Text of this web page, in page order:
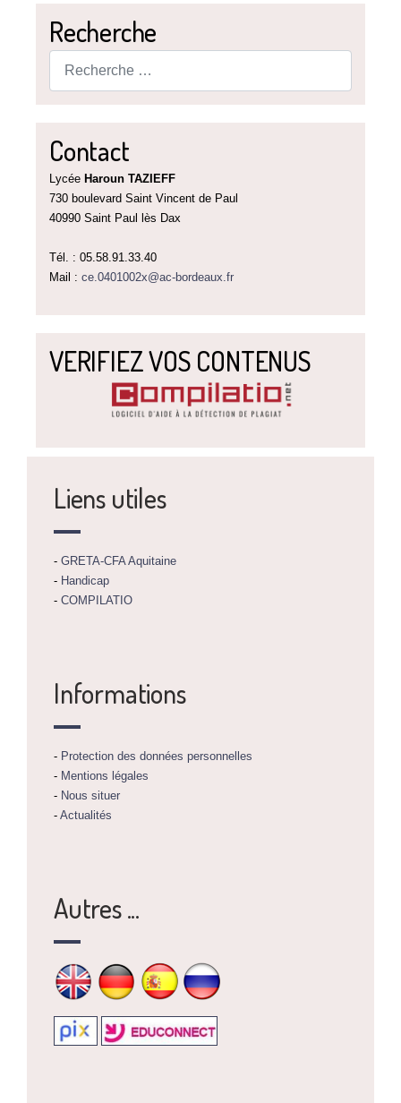
Recherche
Contact
Lycée Haroun TAZIEFF
730 boulevard Saint Vincent de Paul
40990 Saint Paul lès Dax
Tél. : 05.58.91.33.40
Mail : ce.0401002x@ac-bordeaux.fr
VERIFIEZ VOS CONTENUS
Liens utiles
- GRETA-CFA Aquitaine
- Handicap
- COMPILATIO
Informations
- Protection des données personnelles
- Mentions légales
- Nous situer
- Actualités
Autres ...